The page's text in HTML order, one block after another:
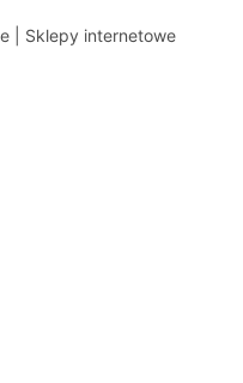
| Sklepy internetowe